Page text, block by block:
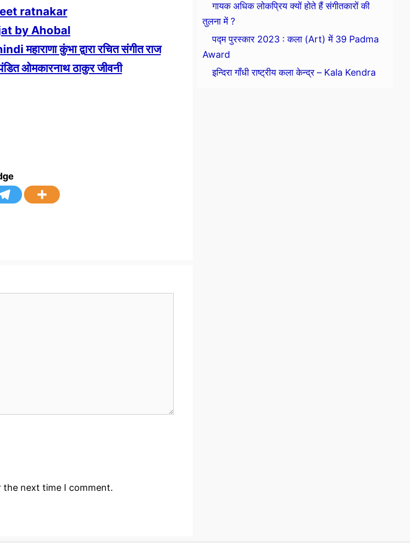
ratnakar
by Ahobal
कुंभा द्वारा रचित संगीत राज
ओमकारनाथ ठाकुर जीवनी
the next time I comment.
गायक अधिक लोकप्रिय क्यों होते हैं संगीतकारों की
तुलना में ?
पद्म पुरस्कार 2023 : कला (Art) में 39 Padma
Award
इन्दिरा गाँधी राष्ट्रीय कला केन्द्र – Kala Kendra